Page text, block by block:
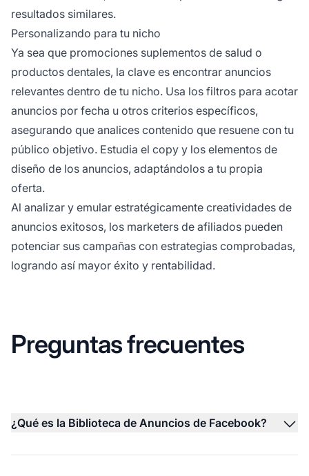
resultados similares.
Personalizando para tu nicho
Ya sea que promociones suplementos de salud o
productos dentales, la clave es encontrar anuncios
relevantes dentro de tu nicho. Usa los filtros para acotar
anuncios por fecha u otros criterios específicos,
asegurando que analices contenido que resuene con tu
público objetivo. Estudia el copy y los elementos de
diseño de los anuncios, adaptándolos a tu propia
oferta.
Al analizar y emular estratégicamente creatividades de
anuncios exitosos, los marketers de afiliados pueden
potenciar sus campañas con estrategias comprobadas,
logrando así mayor éxito y rentabilidad.
Preguntas frecuentes
¿Qué es la Biblioteca de Anuncios de Facebook?